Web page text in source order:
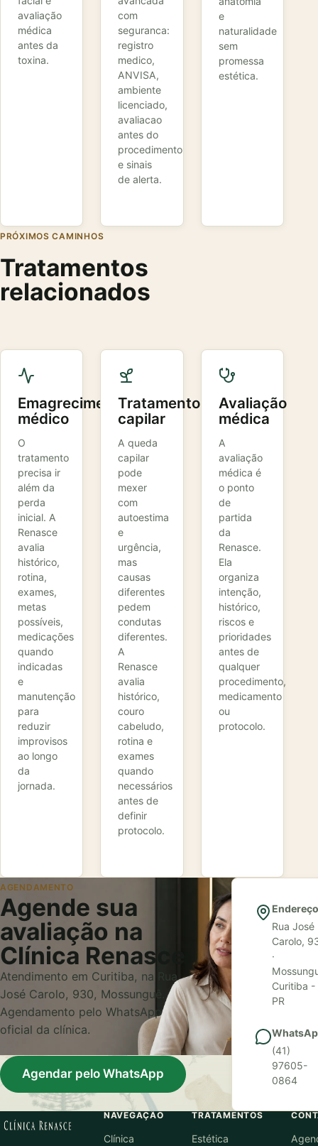
avaliação
médica
antes da
toxina.
com
seguranca:
registro
medico,
ANVISA,
ambiente
licenciado,
avaliacao
antes do
procedimento
e sinais
de alerta.
e
naturalidade
sem
promessa
estética.
PRÓXIMOS CAMINHOS
Tratamentos
relacionados
Emagrecimento
médico
O
tratamento
precisa ir
além da
perda
inicial. A
Renasce
avalia
histórico,
rotina,
exames,
metas
possíveis,
medicações
quando
indicadas
e
manutenção
para
reduzir
improvisos
ao longo
da
jornada.
Tratamento
capilar
A queda
capilar
pode
mexer
com
autoestima
e
urgência,
mas
causas
diferentes
pedem
condutas
diferentes.
A
Renasce
avalia
histórico,
couro
cabeludo,
rotina e
exames
quando
necessários
antes de
definir
protocolo.
Avaliação
médica
A
avaliação
médica é
o ponto
de
partida
da
Renasce.
Ela
organiza
intenção,
histórico,
riscos e
prioridades
antes de
qualquer
procedimento,
medicamento
ou
protocolo.
AGENDAMENTO
Agende sua
avaliação na
Clínica Renasce
Atendimento em Curitiba, na Rua
José Carolo, 930, Mossunguê.
Agendamento pelo WhatsApp
oficial da clínica.
Agendar pelo WhatsApp
Endereço
Rua José
Carolo,
·
Curitiba -
PR
(41)
97605-
0864
NAVEGAÇÃO
Clínica
TRATAMENTOS
Estética